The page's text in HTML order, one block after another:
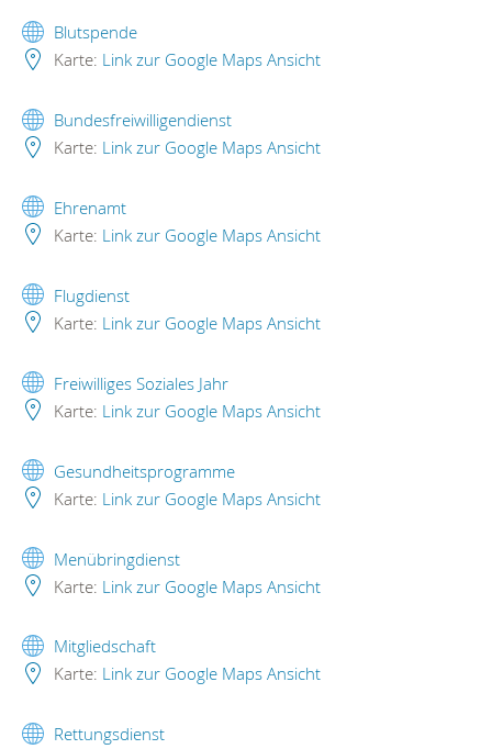
Blutspende
Karte: Link zur Google Maps Ansicht
Bundesfreiwilligendienst
Karte: Link zur Google Maps Ansicht
Ehrenamt
Karte: Link zur Google Maps Ansicht
Flugdienst
Karte: Link zur Google Maps Ansicht
Freiwilliges Soziales Jahr
Karte: Link zur Google Maps Ansicht
Gesundheitsprogramme
Karte: Link zur Google Maps Ansicht
Menübringdienst
Karte: Link zur Google Maps Ansicht
Mitgliedschaft
Karte: Link zur Google Maps Ansicht
Rettungsdienst